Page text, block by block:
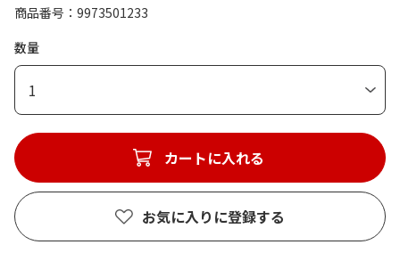
商品番号
9973501233
数量
1
カートに入れる
お気に入りに登録する